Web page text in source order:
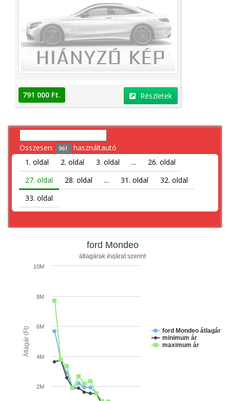
791 000 Ft. Részletek
Összesen: 961
használtautó
1. oldal
2. oldal 3. oldal ...
26. oldal
27. oldal
28. oldal ... 31. oldal
32. oldal
33. oldal
Átlagár (Ft)
ford Mondeo
átlagárak évjárat szerint
ford Mondeo átlagár
minimum ár
maximum ár
2M
4M
6M
8M
10M